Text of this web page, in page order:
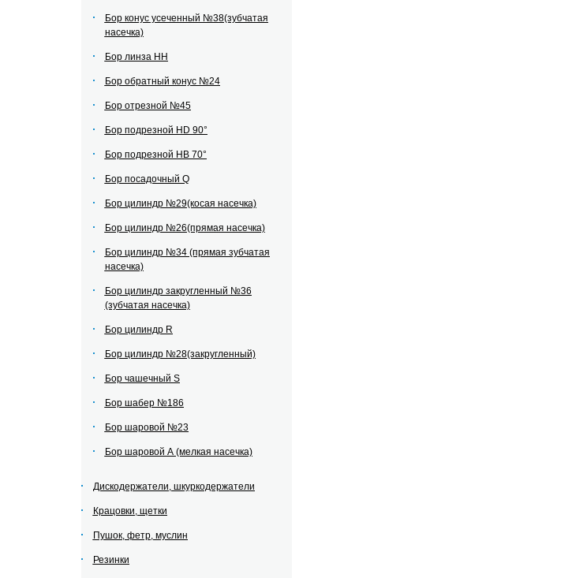
Бор конус усеченный №38(зубчатая
насечка)
Бор линза НН
Бор обратный конус №24
Бор отрезной №45
Бор подрезной HD 90°
Бор подрезной HВ 70°
Бор посадочный Q
Бор цилиндр №29(косая насечка)
Бор цилиндр №26(прямая насечка)
Бор цилиндр №34 (прямая зубчатая
насечка)
Бор цилиндр закругленный №36
(зубчатая насечка)
Бор цилиндр R
Бор цилиндр №28(закругленный)
Бор чашечный S
Бор шабер №186
Бор шаровой №23
Бор шаровой А (мелкая насечка)
Дискодержатели, шкуркодержатели
Крацовки, щетки
Пушок, фетр, муслин
Резинки